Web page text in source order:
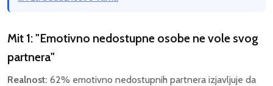
Mit 1: "Emotivno nedostupne osobe ne vole svog
partnera"
Realnost: 62% emotivno nedostupnih partnera izjavljuje da